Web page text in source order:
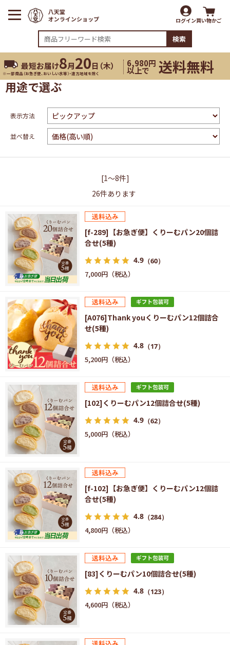
ログイン買い物かご
検索
最短お届け8月20日（木）
※一部商品（お急ぎ便、おいしい水等）・遠方地域を除く
6,980円
以上で 送料無料
用途で選ぶ
表示方法
並べ替え
[1～8件]
26件あります
[f-289]【お急ぎ便】くりーむパン20個詰
合せ(5種)
4.9 （60）
7,000円
[A076]Thank youくりーむパン12個詰合
せ(5種)
4.8 （17）
5,200円
[102]くりーむパン12個詰合せ(5種)
4.9 （62）
5,000円
[f-102]【お急ぎ便】くりーむパン12個詰
合せ(5種)
4.8 （284）
4,800円
[83]くりーむパン10個詰合せ(5種)
4.8 （123）
4,600円